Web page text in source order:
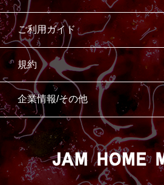
ご利用ガイド
規約
企業情報/その他